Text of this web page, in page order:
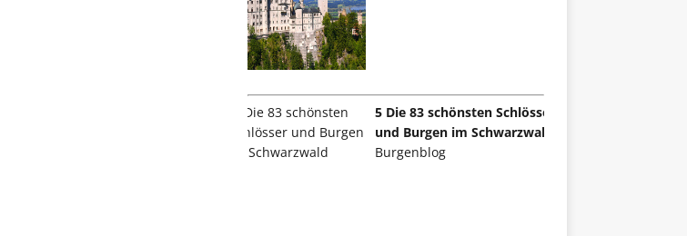
5 Die 83 schönsten Schlösser
und Burgen im Schwarzwald
Burgenblog